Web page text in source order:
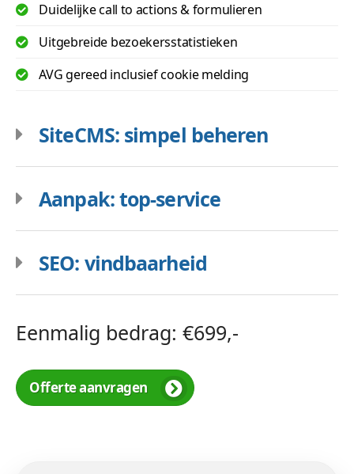
Duidelijke call to actions & formulieren
Uitgebreide bezoekersstatistieken
AVG gereed inclusief cookie melding
SiteCMS: simpel beheren
Aanpak: top-service
SEO: vindbaarheid
Eenmalig bedrag: €699,-
Offerte aanvragen